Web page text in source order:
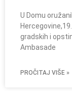
U Domu
gradskih i
Ambasade
PROČITAJ VIŠE »